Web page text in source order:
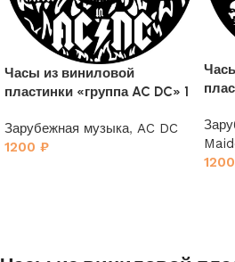
Часы из виниловой
пластинки «группа AC DC» 1
Зарубежная музыка, AC DC
1200 ₽
1200